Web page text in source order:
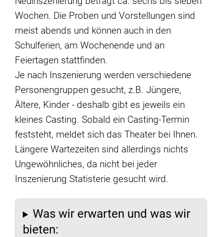
Wochen. Die Proben und Vorstellungen sind
meist abends und können auch in den
Schulferien, am Wochenende und an
Feiertagen stattfinden.
Je nach Inszenierung werden verschiedene
Personengruppen gesucht, z.B. Jüngere,
Ältere, Kinder - deshalb gibt es jeweils ein
kleines Casting. Sobald ein Casting-Termin
feststeht, meldet sich das Theater bei Ihnen.
Längere Wartezeiten sind allerdings nichts
Ungewöhnliches, da nicht bei jeder
Inszenierung Statisterie gesucht wird.
Was wir erwarten und was wir
bieten: